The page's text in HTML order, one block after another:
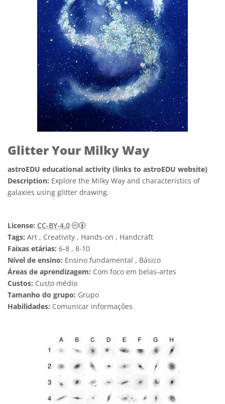
Glitter Your Milky Way
astroEDU educational activity (links to astroEDU website)
Description: Explore the Milky Way and characteristics of
galaxies using glitter drawing.
License: CC-BY-4.0
Creative Commons Attribution 4.0
Tags: Art , Creativity , Hands-on , Handcraft
Faixas etárias: 6-8 , 8-10
Nível de ensino: Ensino fundamental , Básico
Áreas de aprendizagem: Com foco em belas-artes
Custos: Custo médio
Tamanho do grupo: Grupo
Habilidades: Comunicar informações